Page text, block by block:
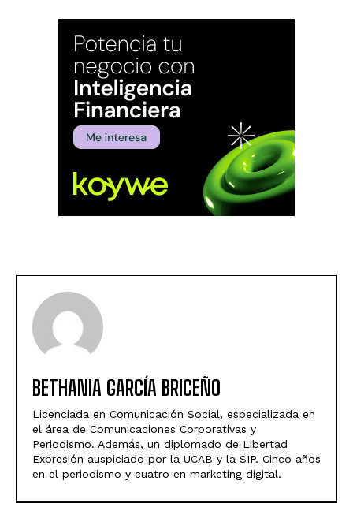
BETHANIA GARCÍA BRICEÑO
Licenciada en Comunicación Social, especializada en
el área de Comunicaciones Corporativas y
Periodismo. Además, un diplomado de Libertad
Expresión auspiciado por la UCAB y la SIP. Cinco años
en el periodismo y cuatro en marketing digital.